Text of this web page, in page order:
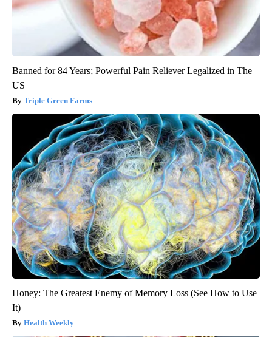
Banned for 84 Years; Powerful Pain Reliever Legalized in The
US
Triple Green Farms
Honey: The Greatest Enemy of Memory Loss (See How to Use
It)
Health Weekly